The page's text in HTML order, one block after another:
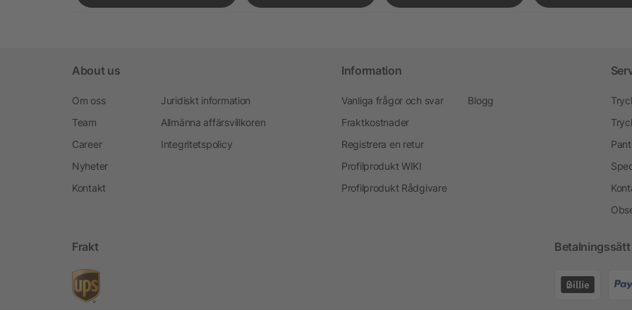
About us
Om oss
Team
Career
Nyheter
Kontakt
Juridiskt information
Allmänna affärsvillkoren
Integritetspolicy
Information
Vanliga frågor och svar
Fraktkostnader
Registrera en retur
Profilprodukt WIKI
Profilprodukt Rådgivare
Blogg
Frakt Betalningssätt